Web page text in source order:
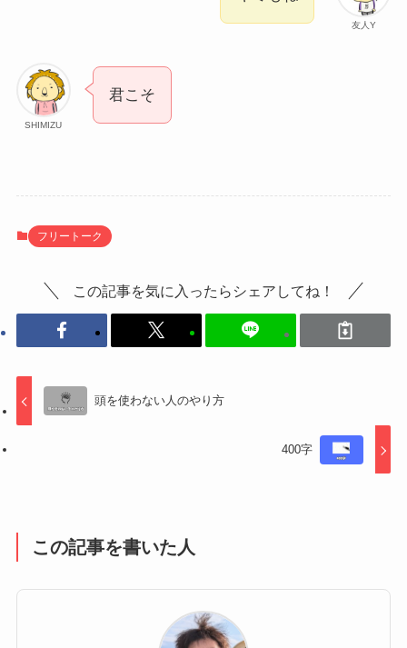
友人Y
SHIMIZU
君こそ
フリートーク
この記事を気に入ったらシェアしてね！
頭を使わない人のやり方
400字
この記事を書いた人